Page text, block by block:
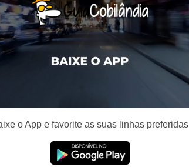
o App e favorite as suas linhas preferidas